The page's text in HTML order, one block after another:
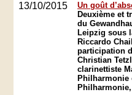
13/10/2015
Un goût
Deuxième et
du
Leipzig sous
Riccardo
participation
Christian
clarinettiste
Philharmonie